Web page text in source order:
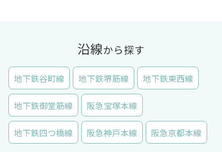
沿線から探す
地下鉄谷町線 地下鉄堺筋線 地下鉄東西線
地下鉄御堂筋線 阪急宝塚本線
地下鉄四つ橋線 阪急神戸本線 阪急京都本線